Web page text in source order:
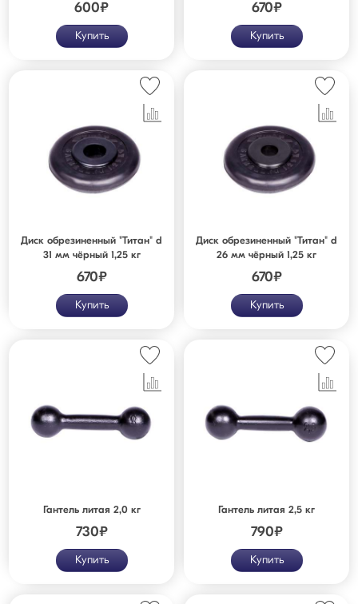
600₽
Купить
670₽
Купить
Диск обрезиненный "Титан" d
31 мм чёрный 1,25 кг
670₽
Купить
Диск обрезиненный "Титан" d
26 мм чёрный 1,25 кг
670₽
Купить
Гантель литая 2,0 кг
730₽
Купить
Гантель литая 2,5 кг
790₽
Купить